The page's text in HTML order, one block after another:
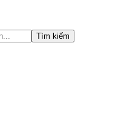
Tìm kiếm